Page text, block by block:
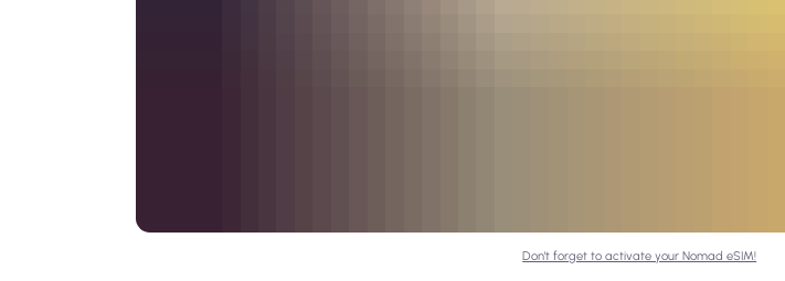
Don't forget to activate your Nomad eSIM!